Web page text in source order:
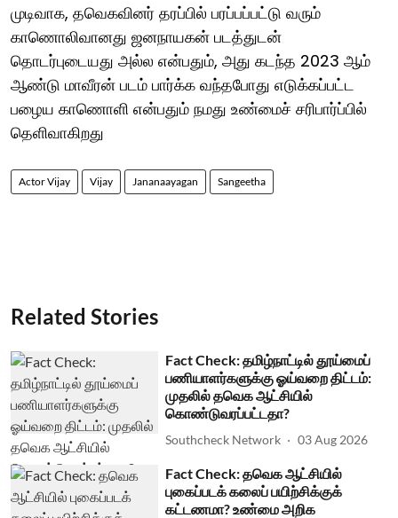
முடிவாக, தவெகவினர் தரப்பில் பரப்பப்பட்டு வரும்
காணொலிவானது ஜனநாயகன் படத்துடன்
தொடர்புடையது அல்ல என்பதும், அது கடந்த 2023 ஆம்
ஆண்டு மாவீரன் படம் பார்க்க வந்தபோது எடுக்கப்பட்ட
பழைய காணொளி என்பதும் நமது உண்மைச் சரிபார்ப்பில்
தெளிவாகிறது
Actor Vijay Vijay Jananaayagan Sangeetha
Related Stories
Fact Check: தமிழ்நாட்டில் தூய்மைப்
பணியாளர்களுக்கு ஓய்வறை திட்டம்:
முதலில் தவெக ஆட்சியில்
கொண்டுவரப்பட்டதா?
Southcheck Network 03 Aug 2026
Fact Check: தவெக ஆட்சியில்
புகைப்படக் கலைப் பயிற்சிக்குக்
கட்டணமா? உண்மை அறிக